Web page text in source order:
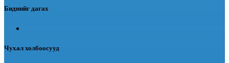
Биднийг дагах
Чухал холбоосууд